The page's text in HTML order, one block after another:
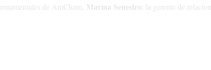
de AmCham, Marina Senestro ; la gerente de